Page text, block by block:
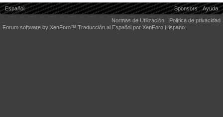
Español Sponsors
Ayuda
Normas de Utilización
Política de privacidad
Forum software by XenForo™ Traducción al Español por XenForo Hispano.